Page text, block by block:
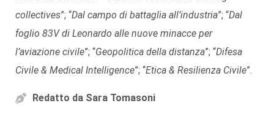
collectives”; “Dal campo di battaglia all’industria”; “Dal
foglio 83V di Leonardo alle nuove minacce per
l’aviazione civile”; “Geopolitica della distanza”; “Difesa
Civile & Medical Intelligence”; “Etica & Resilienza Civile”.
Redatto da Sara Tomasoni